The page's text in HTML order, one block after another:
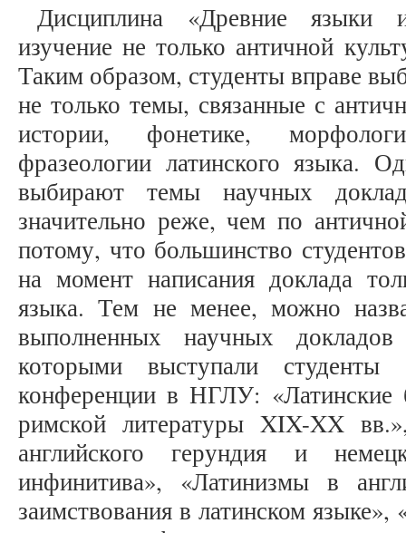
Дисциплина «Древние языки
изучение не только античной
Таким образом, студенты вправе
не только темы, связанные с
истории, фонетике,
фразеологии латинского языка.
выбирают темы научных
значительно реже, чем по
потому, что большинство
на момент написания доклада
языка. Тем не менее, можно
выполненных научных
которыми выступали студенты
конференции в НГЛУ: «Латинские
римской литературы XIX-XX
английского герундия и
инфинитива», «Латинизмы в
заимствования в латинском